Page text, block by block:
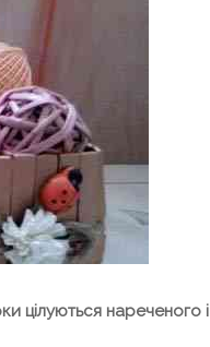
цілуються нареченого і